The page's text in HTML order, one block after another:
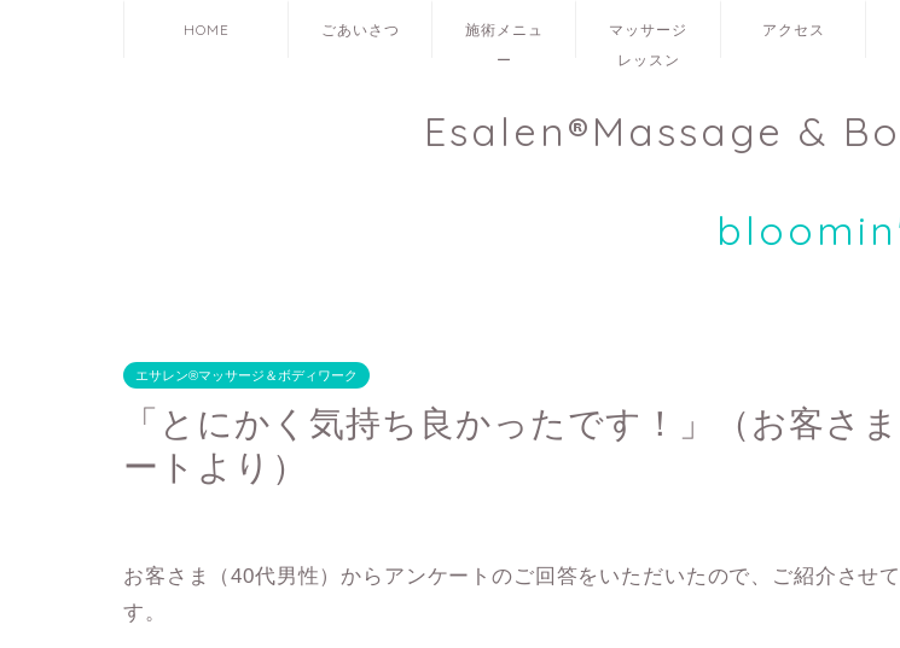
HOME ごあいさつ
施術メニュ
ー
マッサージ
レッスン
アクセス
Esalen®Massage &
エサレン®マッサージ＆ボディワーク
「とにかく気持ち良かったです！」（お客さ
ートより）
お客さま（40代男性）からアンケートのご回答をいただいたので、ご紹介させ
す。